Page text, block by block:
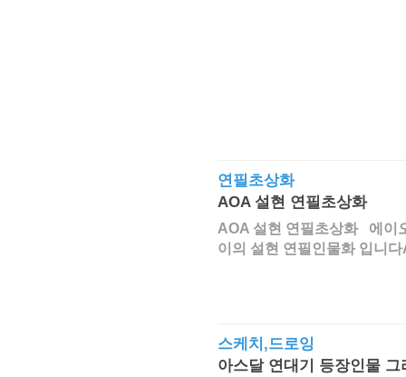
연필초상화
AOA 설현 연필초상화
AOA 설현 연필초상화 에이
이의 설현 연필인물화 입니다
스케치,드로잉
아스달 연대기 등장인물 그